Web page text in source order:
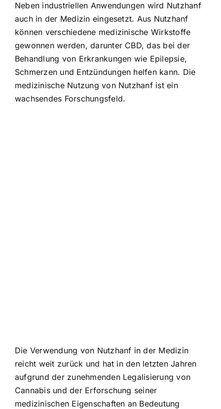
Neben industriellen Anwendungen wird Nutzhanf
auch in der Medizin eingesetzt. Aus Nutzhanf
können verschiedene medizinische Wirkstoffe
gewonnen werden, darunter CBD, das bei der
Behandlung von Erkrankungen wie Epilepsie,
Schmerzen und Entzündungen helfen kann. Die
medizinische Nutzung von Nutzhanf ist ein
wachsendes Forschungsfeld.
Die Verwendung von Nutzhanf in der Medizin
reicht weit zurück und hat in den letzten Jahren
aufgrund der zunehmenden Legalisierung von
Cannabis und der Erforschung seiner
medizinischen Eigenschaften an Bedeutung